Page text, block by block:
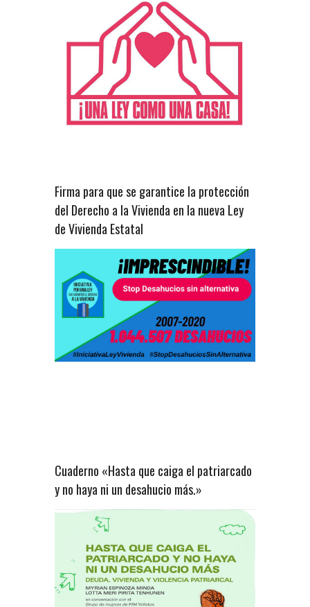
Firma para que se garantice la protección
del Derecho a la Vivienda en la nueva Ley
de Vivienda Estatal
Cuaderno «Hasta que caiga el patriarcado
y no haya ni un desahucio más.»